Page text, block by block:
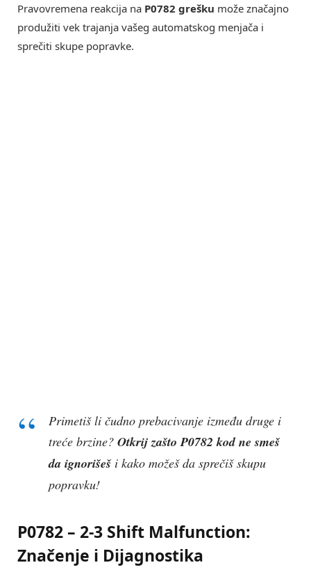
Pravovremena reakcija na P0782 grešku može značajno
produžiti vek trajanja vašeg automatskog menjača i
sprečiti skupe popravke.
Primetiš li čudno prebacivanje između druge i
treće brzine? Otkrij zašto P0782 kod ne smeš
da ignorišeši kako možeš da sprečiš skupu
popravku!
P0782 – 2-3 Shift Malfunction:
Značenje i Dijagnostika